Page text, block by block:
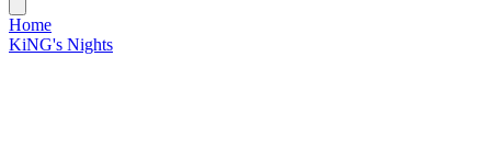
Home
KiNG's Nights